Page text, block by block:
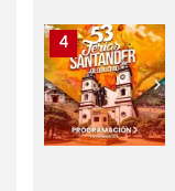
4